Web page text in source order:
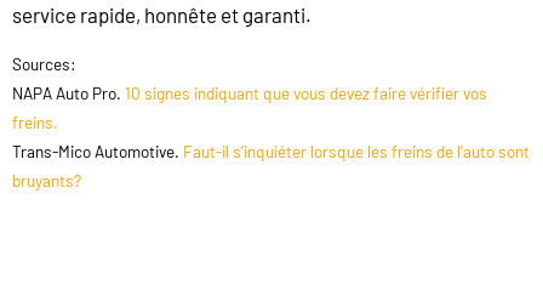
service rapide, honnête et garanti.
Sources:
NAPA Auto Pro. 10 signes indiquant que vous devez faire vérifier vos
freins.
Trans-Mico Automotive. Faut-il s’inquiéter lorsque les freins de l’auto sont
bruyants?